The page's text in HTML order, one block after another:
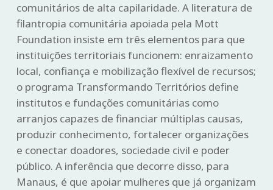
comunitários de alta capilaridade. A literatura de
filantropia comunitária apoiada pela Mott
Foundation insiste em três elementos para que
instituições territoriais funcionem: enraizamento
local, confiança e mobilização flexível de recursos;
o programa Transformando Territórios define
institutos e fundações comunitárias como
arranjos capazes de financiar múltiplas causas,
produzir conhecimento, fortalecer organizações
e conectar doadores, sociedade civil e poder
público. A inferência que decorre disso, para
Manaus, é que apoiar mulheres que já organizam